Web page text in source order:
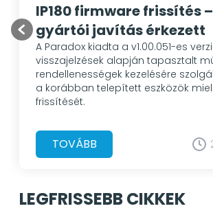
IP180 firmware frissítés
gyártói javítás érkezett
A Paradox kiadta a v1.00.051-es
visszajelzések alapján tapasztalt
rendellenességek kezelésére
a korábban telepített eszközök
frissítését.
TOVÁBB
LEGFRISSEBB CIKKEK